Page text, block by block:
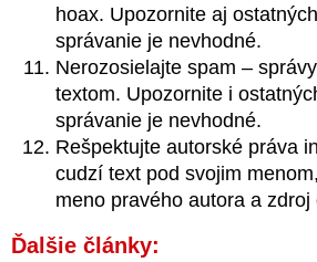
hoax. Upozornite aj
správanie je nevhodné.
Nerozosielajte spam –
textom. Upozornite i
správanie je nevhodné.
Rešpektujte autorské práva
cudzí text pod svojim
meno pravého autora a
Ďalšie články: